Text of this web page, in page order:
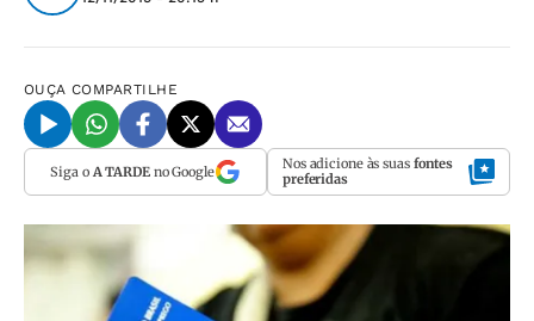
OUÇA COMPARTILHE
Siga o A TARDEno Google Nos adicione às suas fontes
preferidas